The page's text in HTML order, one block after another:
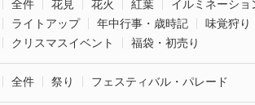
全件 花見 花火 紅葉 イルミネーショ
ライトアップ
年中行事・歳時記
味覚狩り
クリスマスイベント
福袋・初売り
全件 祭り フェスティバル・パレード